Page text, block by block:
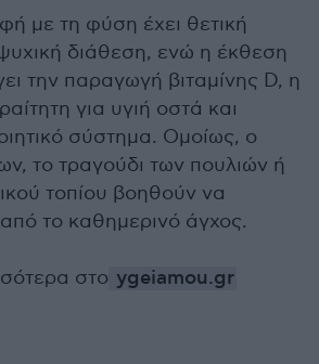
με τη φύση έχει θετική
διάθεση, ενώ η έκθεση
την παραγωγή βιταμίνης D, η
για υγιή οστά και
σύστημα. Ομοίως, ο
το τραγούδι των πουλιών ή
τοπίου βοηθούν να
το καθημερινό άγχος.
στο ygeiamou.gr